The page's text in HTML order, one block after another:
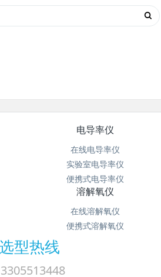
电导率仪
在线电导率仪
实验室电导率仪
便携式电导率仪
溶解氧仪
在线溶解氧仪
便携式溶解氧仪
型热线